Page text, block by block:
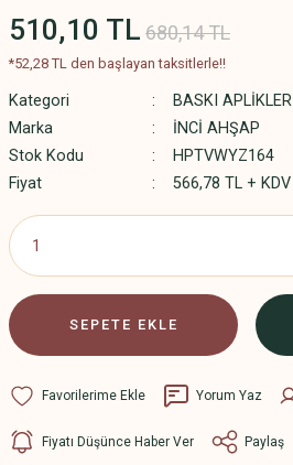
510,10 TL 680,14 TL
*52,28 TL den başlayan taksitlerle!!
Kategori
BASKI APLİKLER
Marka
İNCİ AHŞAP
Stok Kodu
HPTVWYZ164
Fiyat
566,78 TL + KDV
SEPETE EKLE
Yorum Yaz
Fiyatı Düşünce Haber Ver Paylaş